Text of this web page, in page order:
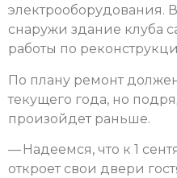
электрооборудования.
снаружи здание клуба
работы по
По плану ремонт
текущего года, но
произойдет раньше.
— Надеемся, что к 1
откроет свои двери